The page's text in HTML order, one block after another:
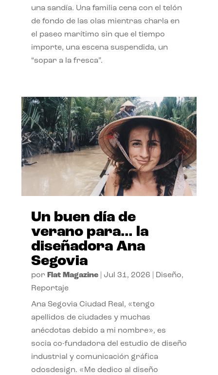
una sandía. Una familia cena con el telón
de fondo de las olas mientras charla en
el paseo marítimo sin que el tiempo
importe, una escena suspendida, un
“sopar a la fresca”.
Un buen día de
verano para… la
diseñadora Ana
Segovia
por Flat Magazine| Jul 31, 2026 Diseño,
Reportaje
Ana Segovia Ciudad Real, «tengo
apellidos de ciudades y muchas
anécdotas debido a mi nombre», es
socia co-fundadora del estudio de diseño
industrial y comunicación gráfica
odosdesign. «Me dedico al diseño